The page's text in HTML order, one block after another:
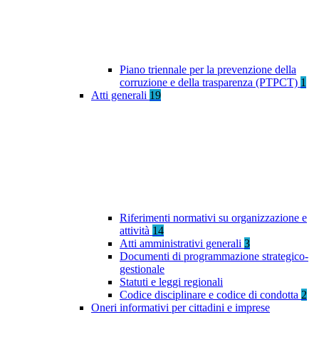
Piano triennale per la prevenzione della
corruzione e della trasparenza (PTPCT) 1
Atti generali 19
Riferimenti normativi su organizzazione e
attività 14
Atti amministrativi generali 3
Documenti di programmazione strategico-
gestionale
Statuti e leggi regionali
Codice disciplinare e codice di condotta 2
Oneri informativi per cittadini e imprese